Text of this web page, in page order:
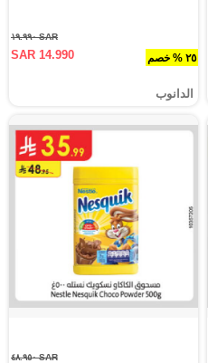
٢٥ % خصم
SAR ١٩.٩٩٠
SAR 14.990
الدانوب
SAR ٤٨.٩٥٠